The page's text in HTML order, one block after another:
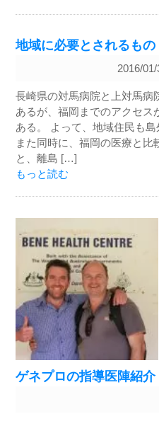
地域に必要とされるもの
2016/
長崎県の対馬病院と上対馬病
あるが、福岡までのアクセス
ある。 よって、地域住民も島
また同時に、福岡の医療と比
と、離島 […]
もっと読む
ゲネプロの指導医陣紹介